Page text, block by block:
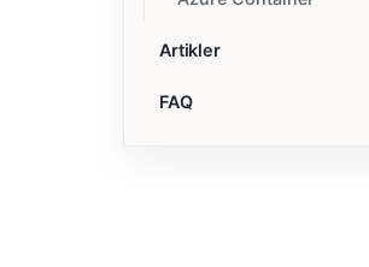
Artikler
FAQ